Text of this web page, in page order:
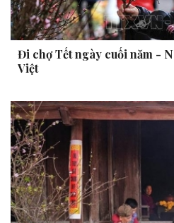
Đi chợ Tết ngày cuối năm -
Việt